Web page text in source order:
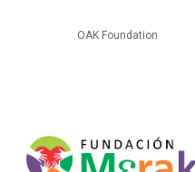
OAK Foundation